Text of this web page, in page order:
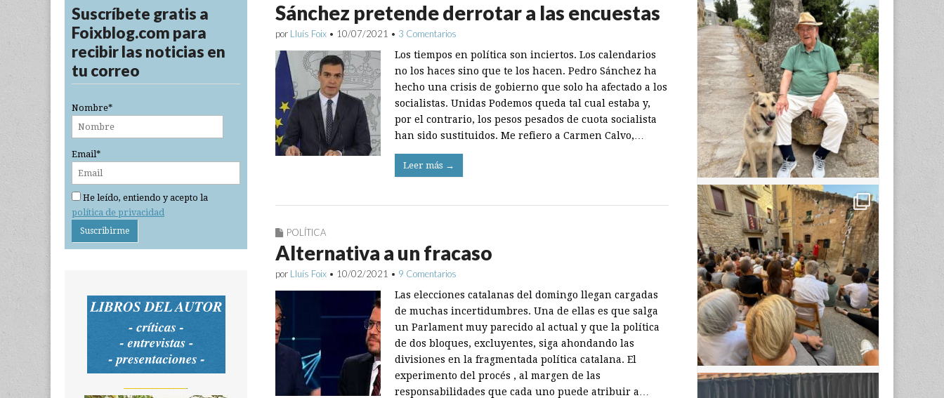
Sánchez pretende derrotar a las encuestas
por Lluís Foix • 10/07/2021 • 3 Comentarios
Los tiempos en política son inciertos. Los calendarios
no los haces sino que te los hacen. Pedro Sánchez ha
hecho una crisis de gobierno que solo ha afectado a los
socialistas. Unidas Podemos queda tal cual estaba y,
por el contrario, los pesos pesados de cuota socialista
han sido sustituidos. Me refiero a Carmen Calvo,…
Leer más →
POLÍTICA
Alternativa a un fracaso
por Lluís Foix • 10/02/2021 • 9 Comentarios
Las elecciones catalanas del domingo llegan cargadas
de muchas incertidumbres. Una de ellas es que salga
un Parlament muy parecido al actual y que la política
de dos bloques, excluyentes, siga ahondando las
divisiones en la fragmentada política catalana. El
experimento del procés , al margen de las
responsabilidades que cada uno puede atribuir a…
Suscríbete gratis a
Foixblog.com para
recibir las noticias en
tu correo
Nombre*
Email*
He leído, entiendo y acepto la
política de privacidad